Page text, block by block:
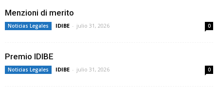
Menzioni di merito
Noticias Legales IDIBE - julio 31, 2026 0
Premio IDIBE
Noticias Legales IDIBE - julio 31, 2026 0